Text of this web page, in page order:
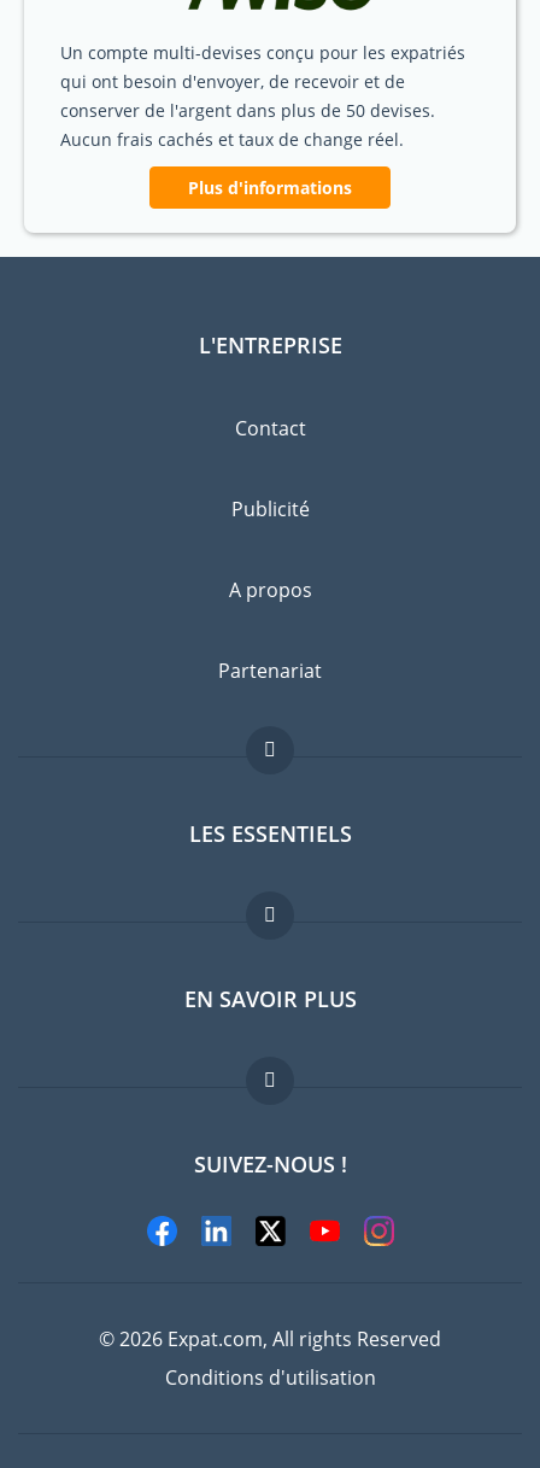
Un compte multi-devises conçu pour les expatriés
qui ont besoin d'envoyer, de recevoir et de
conserver de l'argent dans plus de 50 devises.
Aucun frais cachés et taux de change réel.
Plus d'informations
L'ENTREPRISE
Contact
Publicité
A propos
Partenariat
LES ESSENTIELS
Forum expatriés
Guides pays
Offres d'emploi
EN SAVOIR PLUS
FAQ
Experts
SUIVEZ-NOUS !
© 2026 Expat.com, All rights Reserved
Conditions d'utilisation